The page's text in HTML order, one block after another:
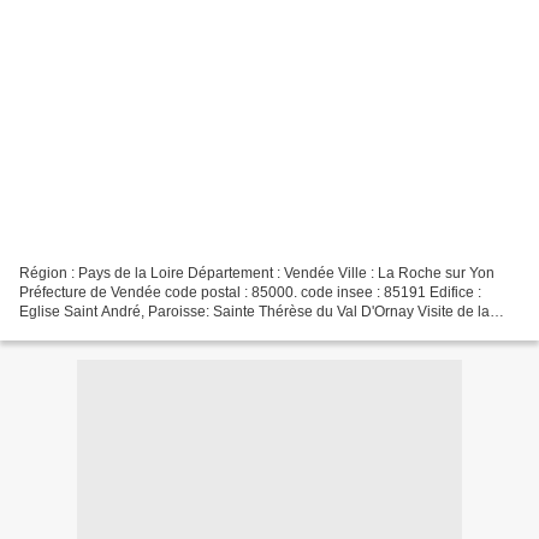
Région : Pays de la Loire Département : Vendée Ville : La Roche sur Yon
Préfecture de Vendée code postal : 85000. code insee : 85191 Edifice :
Eglise Saint André, Paroisse: Sainte Thérèse du Val D'Ornay Visite de la